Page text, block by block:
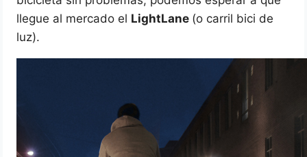
llegue al mercado el LightLane (o carril bici de
luz).